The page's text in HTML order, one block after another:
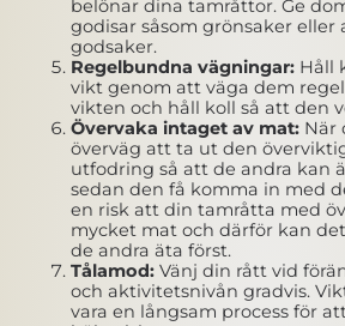
belönar dina tamråttor. Ge
godisar såsom grönsaker eller
godsaker.
Regelbundna vägningar:Håll
vikt genom att väga dem
vikten och håll koll så att den
Övervaka intaget av mat:När
överväg att ta ut den
utfodring så att de andra kan
sedan den få komma in med
en risk att din tamråtta med
mycket mat och därför kan
de andra äta först.
Tålamod:Vänj din rått vid
och aktivitetsnivån gradvis.
vara en långsam process för